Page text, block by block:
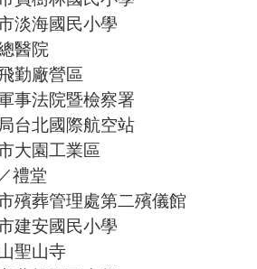
淡海國民小學
醫院
勤廠營區
事法院暨檢察署
台北國際航空站
大園工業區
禮堂
殯葬管理處第二殯儀館
建安國民小學
聖山寺